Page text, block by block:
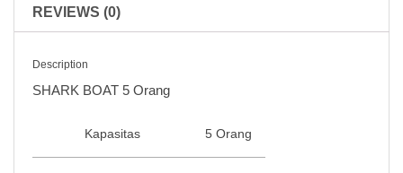
REVIEWS (0)
Description
SHARK BOAT 5 Orang
Kapasitas 5 Orang